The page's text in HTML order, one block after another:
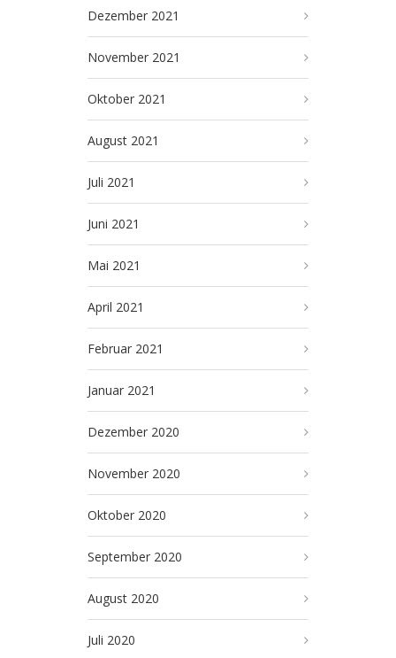
Dezember 2021
November 2021
Oktober 2021
August 2021
Juli 2021
Juni 2021
Mai 2021
April 2021
Februar 2021
Januar 2021
Dezember 2020
November 2020
Oktober 2020
September 2020
August 2020
Juli 2020